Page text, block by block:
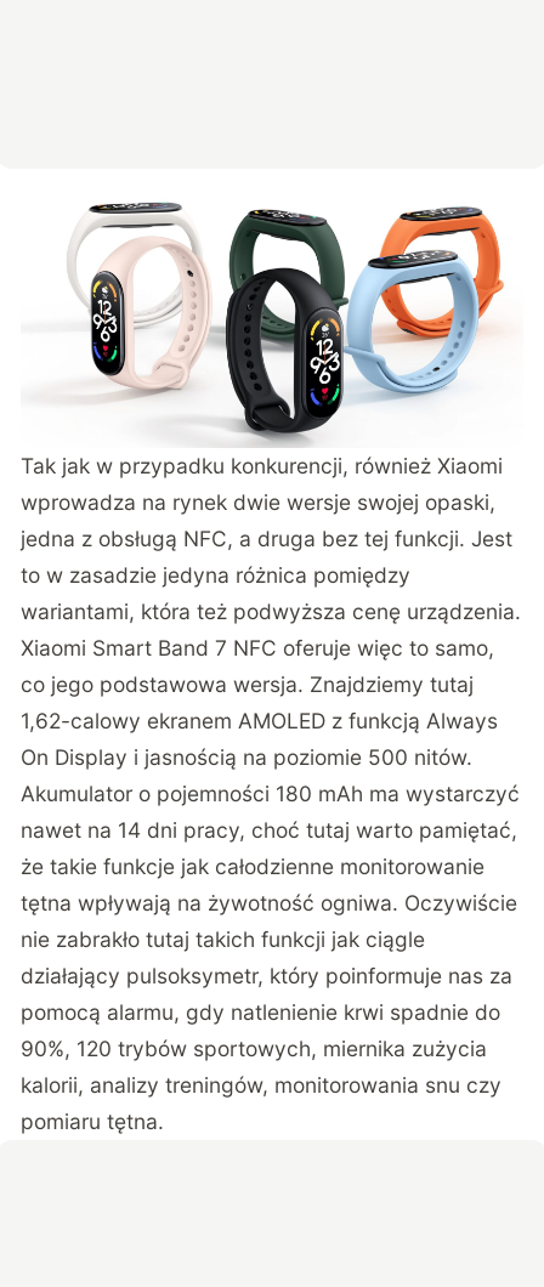
Tak jak w przypadku konkurencji, również Xiaomi
wprowadza na rynek dwie wersje swojej opaski,
jedna z obsługą NFC, a druga bez tej funkcji. Jest
to w zasadzie jedyna różnica pomiędzy
wariantami, która też podwyższa cenę urządzenia.
Xiaomi Smart Band 7 NFC oferuje więc to samo,
co jego podstawowa wersja. Znajdziemy tutaj
1,62-calowy ekranem AMOLED z funkcją Always
On Display i jasnością na poziomie 500 nitów.
Akumulator o pojemności 180 mAh ma wystarczyć
nawet na 14 dni pracy, choć tutaj warto pamiętać,
że takie funkcje jak całodzienne monitorowanie
tętna wpływają na żywotność ogniwa. Oczywiście
nie zabrakło tutaj takich funkcji jak ciągle
działający pulsoksymetr, który poinformuje nas za
pomocą alarmu, gdy natlenienie krwi spadnie do
90%, 120 trybów sportowych, miernika zużycia
kalorii, analizy treningów, monitorowania snu czy
pomiaru tętna.